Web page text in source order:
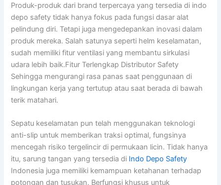
Produk-produk dari brand terpercaya yang tersedia di indo
depo safety tidak hanya fokus pada fungsi dasar alat
pelindung diri. Tetapi juga mengedepankan inovasi dalam
produk mereka. Salah satunya seperti helm keselamatan,
sudah memiliki fitur ventilasi yang membantu sirkulasi
udara lebih baik.Fitur Terlengkap Distributor Safety
Sehingga mengurangi rasa panas saat penggunaan di
lingkungan kerja yang tertutup atau saat berada di bawah
terik matahari.
Sepatu keselamatan pun telah menggunakan teknologi
anti-slip untuk memberikan traksi optimal, fungsinya
mencegah risiko tergelincir di permukaan licin. Tidak hanya
itu, sarung tangan yang tersedia di Indo Depo Safety
Indonesia juga memiliki kemampuan ketahanan terhadap
potongan dan tusukan. Berfungsi khusus untuk